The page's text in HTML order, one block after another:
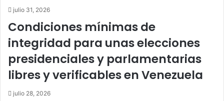
julio 31, 2026
Condiciones mínimas de
integridad para unas elecciones
presidenciales y parlamentarias
libres y verificables en Venezuela
julio 28, 2026